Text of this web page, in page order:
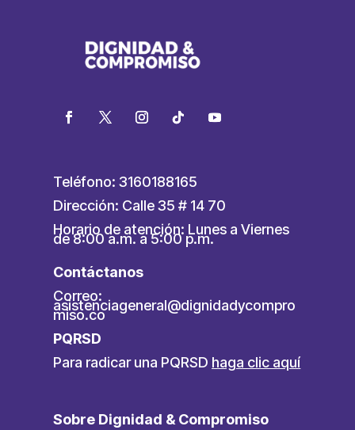
Teléfono: 3160188165
Dirección: Calle 35 # 14 70
Horario de atención: Lunes a Viernes
de 8:00 a.m. a 5:00 p.m.
Contáctanos
Correo:
asistenciageneral@dignidadycompro
miso.co
PQRSD
Para radicar una PQRSD haga clic aquí
Sobre Dignidad & Compromiso